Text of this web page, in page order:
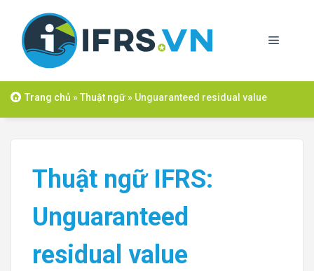
content
Menu
Trang chủ »Thuật ngữ» Unguaranteed residual value
Thuật ngữ IFRS:
Unguaranteed
residual value